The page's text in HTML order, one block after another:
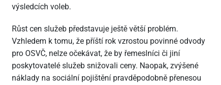
výsledcích voleb.
Růst cen služeb představuje ještě větší problém.
Vzhledem k tomu, že příští rok vzrostou povinné odvody
pro OSVČ, nelze očekávat, že by řemeslníci či jiní
poskytovatelé služeb snižovali ceny. Naopak, zvýšené
náklady na sociální pojištění pravděpodobně přenesou